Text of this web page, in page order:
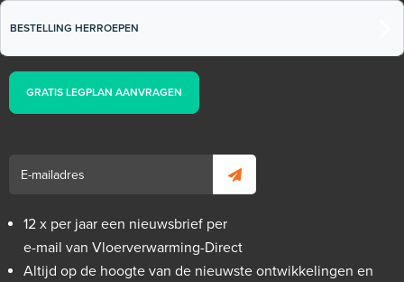
BESTELLING HERROEPEN
GRATIS LEGPLAN AANVRAGEN
12 x per jaar een nieuwsbrief per
e-mail van Vloerverwarming-Direct
Altijd op de hoogte van de nieuwste ontwikkelingen en